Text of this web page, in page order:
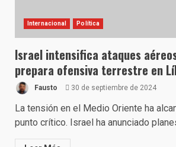
Internacional Política
Israel intensifica ataques
prepara ofensiva terrestre en
Fausto 30 de septiembre de 2024
La tensión en el Medio Oriente ha
punto crítico. Israel ha anunciado